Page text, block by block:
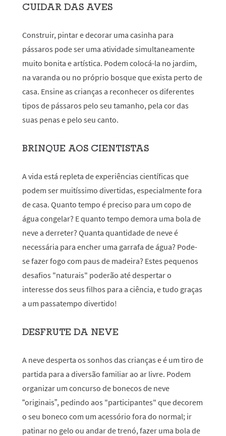
CUIDAR DAS AVES
Construir, pintar e decorar uma casinha para
pássaros pode ser uma atividade simultaneamente
muito bonita e artística. Podem colocá-la no jardim,
na varanda ou no próprio bosque que exista perto de
casa. Ensine as crianças a reconhecer os diferentes
tipos de pássaros pelo seu tamanho, pela cor das
suas penas e pelo seu canto.
BRINQUE AOS CIENTISTAS
A vida está repleta de experiências científicas que
podem ser muitíssimo divertidas, especialmente fora
de casa. Quanto tempo é preciso para um copo de
água congelar? E quanto tempo demora uma bola de
neve a derreter? Quanta quantidade de neve é
necessária para encher uma garrafa de água? Pode-
se fazer fogo com paus de madeira? Estes pequenos
desafios "naturais" poderão até despertar o
interesse dos seus filhos para a ciência, e tudo graças
a um passatempo divertido!
DESFRUTE DA NEVE
A neve desperta os sonhos das crianças e é um tiro de
partida para a diversão familiar ao ar livre. Podem
organizar um concurso de bonecos de neve
“originais”, pedindo aos "participantes" que decorem
o seu boneco com um acessório fora do normal; ir
patinar no gelo ou andar de trenó, fazer uma bola de